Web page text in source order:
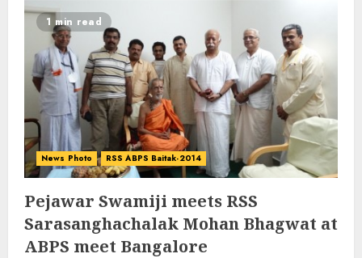
1 min read
News Photo RSS ABPS Baitak-2014
Pejawar Swamiji meets RSS
Sarasanghachalak Mohan Bhagwat at
ABPS meet Bangalore